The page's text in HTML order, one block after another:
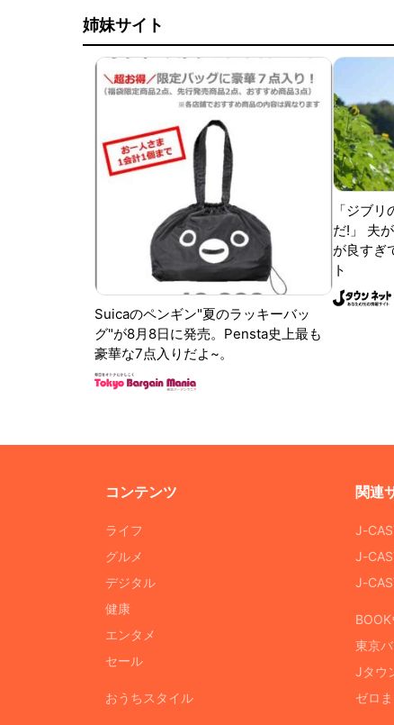
姉妹サイト
Suicaのペンギン"夏のラッキーバッ
グ"が8月8日に発売。Pensta史上最も
豪華な7点入りだよ~。
「ジブ
だ!」 夫
が良すぎ
ト
コンテンツ
ライフ
グルメ
デジタル
健康
エンタメ
セール
おうちスタイル
関連
J-
J-
J-
東京
Jタウ
ゼロ